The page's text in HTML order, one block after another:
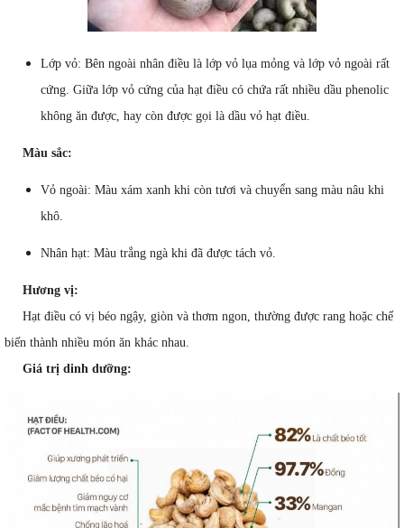
Lớp vỏ: Bên ngoài nhân điều là lớp vỏ lụa mỏng và lớp vỏ ngoài rất
cứng. Giữa lớp vỏ cứng của hạt điều có chứa rất nhiều dầu phenolic
không ăn được, hay còn được gọi là dầu vỏ hạt điều.
Màu sắc:
Vỏ ngoài: Màu xám xanh khi còn tươi và chuyển sang màu nâu khi
khô.
Nhân hạt: Màu trắng ngà khi đã được tách vỏ.
Hương vị:
Hạt điều có vị béo ngậy, giòn và thơm ngon, thường được rang hoặc chế
biến thành nhiều món ăn khác nhau.
Giá trị dinh dưỡng: